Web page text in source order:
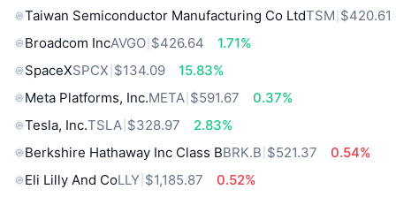
Taiwan Semiconductor Manufacturing Co LtdTSM $420.61
Broadcom IncAVGO $426.64
1.71%
SpaceXSPCX $134.09
15.83%
Meta Platforms, Inc.META $591.67
0.37%
Tesla, Inc.TSLA $328.97
2.83%
Berkshire Hathaway Inc Class BBRK.B $521.37
0.54%
Eli Lilly And CoLLY $1,185.87
0.52%